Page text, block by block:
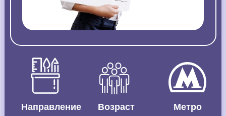
Направление Возраст Метро